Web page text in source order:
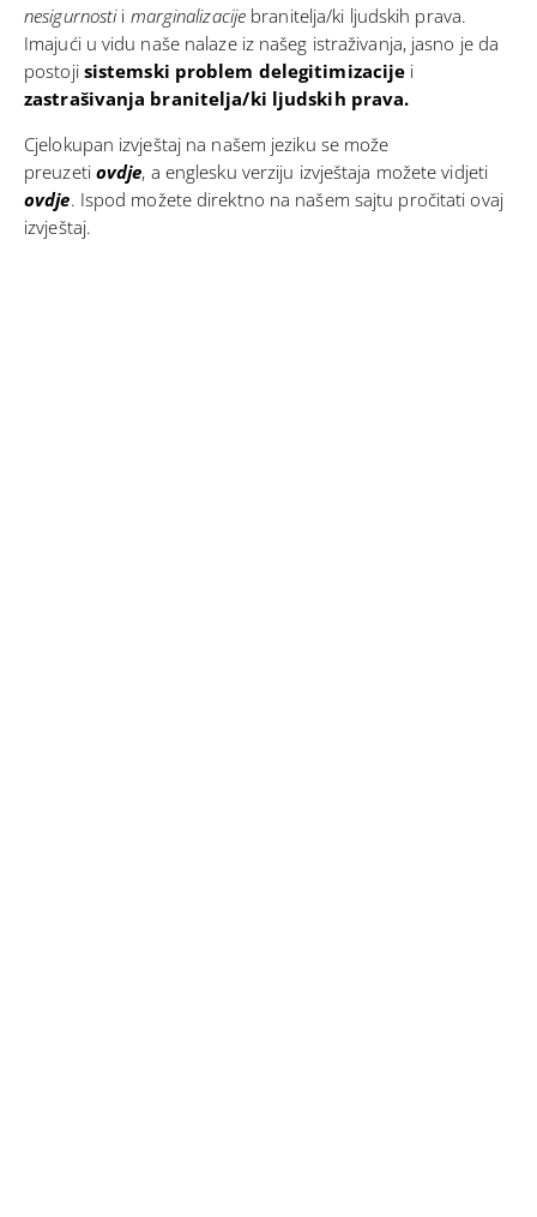
nesigurnosti i marginalizacije branitelja/ki ljudskih prava.
Imajući u vidu naše nalaze iz našeg istraživanja, jasno je da
postoji sistemski problem delegitimizacije i
zastrašivanja branitelja/ki ljudskih prava.
Cjelokupan izvještaj na našem jeziku se može
preuzeti ovdje, a englesku verziju izvještaja možete vidjeti
ovdje. Ispod možete direktno na našem sajtu pročitati ovaj
izvještaj.